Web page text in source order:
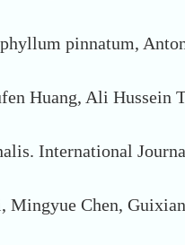
pinnatum,
Huang, Ali Hussein
International
Mingyue Chen,